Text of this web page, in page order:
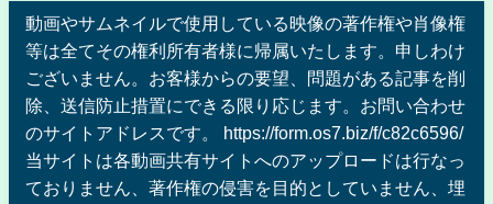
動画やサムネイルで使用している映像の著作権や肖像権
等は全てその権利所有者様に帰属いたします。申しわけ
ございません。お客様からの要望、問題がある記事を削
除、送信防止措置にできる限り応じます。お問い合わせ
のサイトアドレスです。 https://form.os7.biz/f/c82c6596/
当サイトは各動画共有サイトへのアップロードは行なっ
ておりません、著作権の侵害を目的としていません、埋